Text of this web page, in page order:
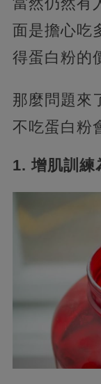
面是擔心吃
得蛋白粉的
那麼問題來
不吃蛋白粉
1. 增肌訓練